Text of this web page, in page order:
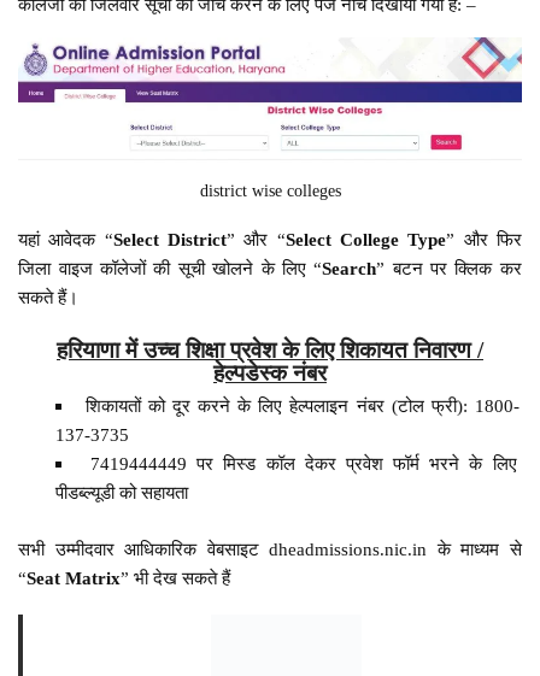
कॉलेजों की जिलेवार सूची की जाँच करने के लिए पेज नीचे दिखाया गया है: –
district wise colleges
यहां आवेदक “Select District” और “Select College Type” और फिर
जिला वाइज कॉलेजों की सूची खोलने के लिए “Search” बटन पर क्लिक कर
सकते हैं।
हरियाणा में उच्च शिक्षा प्रवेश के लिए शिकायत निवारण /
हेल्पडेस्क नंबर
शिकायतों को दूर करने के लिए हेल्पलाइन नंबर (टोल फ्री): 1800-
137-3735
7419444449 पर मिस्ड कॉल देकर प्रवेश फॉर्म भरने के लिए
पीडब्ल्यूडी को सहायता
सभी उम्मीदवार आधिकारिक वेबसाइट dheadmissions.nic.in के माध्यम से
“Seat Matrix” भी देख सकते हैं